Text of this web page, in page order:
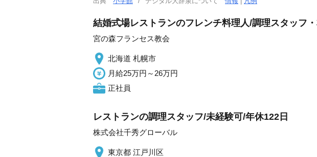
結婚式場レストランのフレンチ料理人/調理スタッフ
宮の森フランセス教会
北海道 札幌市
月給25万円～26万円
正社員
レストランの調理スタッフ/未経験可/年休122日
株式会社千秀グローバル
東京都 江戸川区